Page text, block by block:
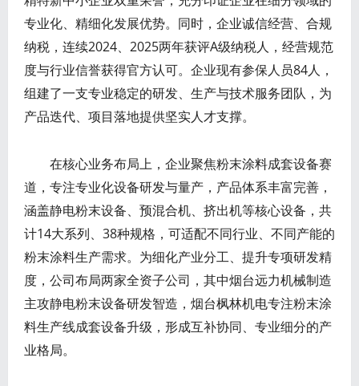
专业化、精细化发展优势。同时，企业诚信经营、合规
纳税，连续2024、2025两年获评A级纳税人，经营规范
度与行业信誉获得官方认可。企业现有参保人员84人，
组建了一支专业稳定的研发、生产与技术服务团队，为
产品迭代、项目落地提供坚实人才支撑。
在核心业务布局上，企业聚焦粉末涂料成套设备赛
道，专注专业化设备研发与量产，产品体系丰富完善，
涵盖静电粉末设备、预混合机、挤出机等核心设备，共
计14大系列、38种规格，可适配不同行业、不同产能的
粉末涂料生产需求。为细化产业分工、提升专项研发精
度，公司布局两家全资子公司，其中烟台远力机械制造
主攻静电粉末设备研发智造，烟台枫林机电专注粉末涂
料生产线成套设备升级，形成互补协同、专业细分的产
业格局。